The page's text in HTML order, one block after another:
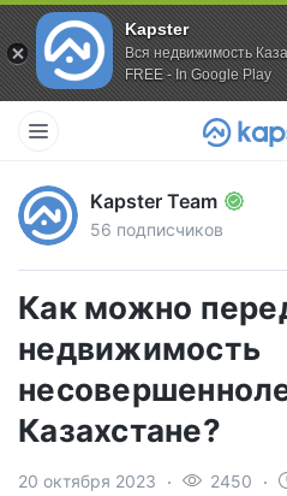
Kapster
Вся недвижимость
FREE - In Google Play
Kapster Team
56 подписчиков
Как можно
недвижимость
Казахстане?
20 октября 2023 2450